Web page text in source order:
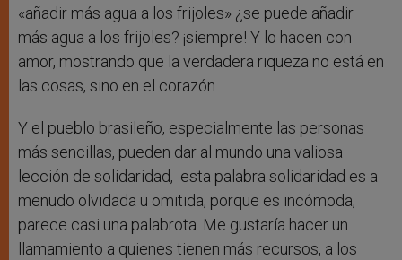
«añadir más agua a los frijoles» ¿se puede añadir
más agua a los frijoles? ¡siempre! Y lo hacen con
amor, mostrando que la verdadera riqueza no está en
las cosas, sino en el corazón.
Y el pueblo brasileño, especialmente las personas
más sencillas, pueden dar al mundo una valiosa
lección de solidaridad, esta palabra solidaridad es a
menudo olvidada u omitida, porque es incómoda,
parece casi una palabrota. Me gustaría hacer un
llamamiento a quienes tienen más recursos, a los